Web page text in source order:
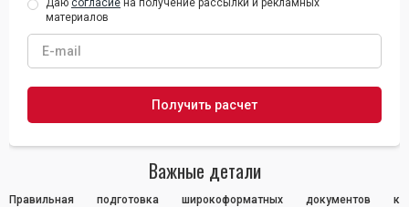
Даю согласие на получение рассылки и рекламных
материалов
Важные детали
Правильная подготовка широкоформатных документов к